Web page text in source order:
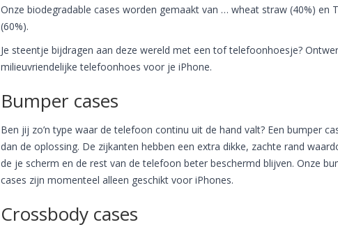
Onze biodegradable cases worden gemaakt van … wheat straw (40%) en
(60%).
Je steentje bijdragen aan deze wereld met een tof telefoonhoesje?
milieuvriendelijke telefoonhoes voor je iPhone.
Bumper cases
Ben jij zo’n type waar de telefoon continu uit de hand valt? Een bumper
dan de oplossing. De zijkanten hebben een extra dikke, zachte rand
de je scherm en de rest van de telefoon beter beschermd blijven. Onze
cases zijn momenteel alleen geschikt voor iPhones.
Crossbody cases